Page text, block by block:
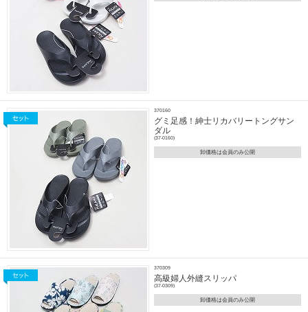
370160
グミ足感！紳士リカバリートングサン
ダル
(37-0160)
卸価格は会員のみ公開
370309
高級婦人外縫スリッパ
(37-0309)
卸価格は会員のみ公開